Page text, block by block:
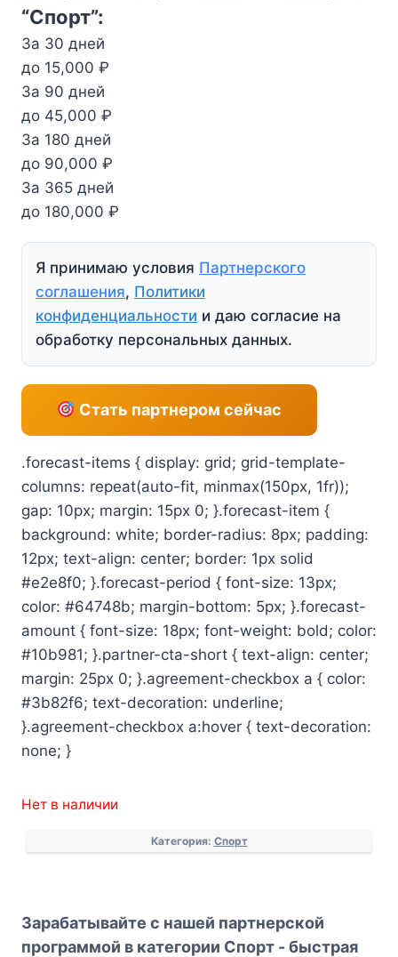
“Спорт”:
За 30 дней
до 15,000 ₽
За 90 дней
до 45,000 ₽
За 180 дней
до 90,000 ₽
За 365 дней
до 180,000 ₽
Я принимаю условия Партнерского
соглашения, Политики
конфиденциальности и даю согласие на
обработку персональных данных.
Стать партнером сейчас
.forecast-items { display: grid; grid-template-
columns: repeat(auto-fit, minmax(150px, 1fr));
gap: 10px; margin: 15px 0; }.forecast-item {
background: white; border-radius: 8px; padding:
12px; text-align: center; border: 1px solid
#e2e8f0; }.forecast-period { font-size: 13px;
color: #64748b; margin-bottom: 5px; }.forecast-
amount { font-size: 18px; font-weight: bold; color:
#10b981; }.partner-cta-short { text-align: center;
margin: 25px 0; }.agreement-checkbox a { color:
#3b82f6; text-decoration: underline;
}.agreement-checkbox a:hover { text-decoration:
none; }
Нет в наличии
Категория: Спорт
Зарабатывайте с нашей партнерской
программой в категории Спорт - быстрая